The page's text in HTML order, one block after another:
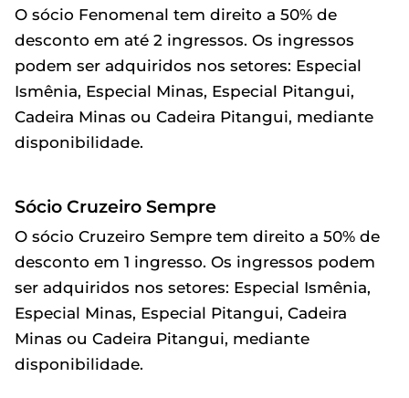
O sócio Fenomenal tem direito a 50% de
desconto em até 2 ingressos. Os ingressos
podem ser adquiridos nos setores: Especial
Ismênia, Especial Minas, Especial Pitangui,
Cadeira Minas ou Cadeira Pitangui, mediante
disponibilidade.
Sócio Cruzeiro Sempre
O sócio Cruzeiro Sempre tem direito a 50% de
desconto em 1 ingresso. Os ingressos podem
ser adquiridos nos setores: Especial Ismênia,
Especial Minas, Especial Pitangui, Cadeira
Minas ou Cadeira Pitangui, mediante
disponibilidade.